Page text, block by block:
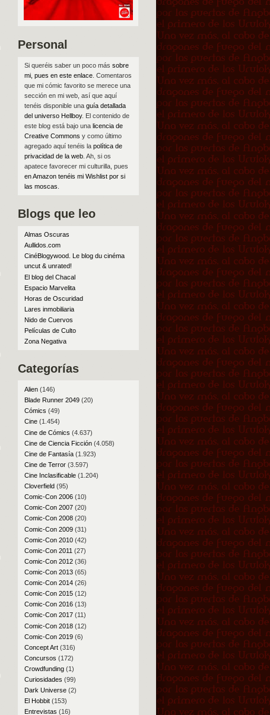
Personal
Si queréis saber un poco más sobre
mi, pues en este enlace. Comentaros
que mi cómic favorito se merece una
sección en mi web, así que aquí
tenéis disponible una guía detallada
del universo Hellboy. El contenido de
este blog está bajo una licencia de
Creative Commons y como último
agregado aquí tenéis la política de
privacidad de la web. Ah, si os
apatece favorecer mi culturilla, pues
en Amazon tenéis mi Wishlist por si
las moscas
Blogs que leo
Almas Oscuras
Aullidos.com
CinéBlogywood. Le blog du cinéma
uncut & unrated!
El blog del Chacal
Espacio Marvelita
Horas de Oscuridad
Lares inmobiliaria
Nido de Cuervos
Películas de Culto
Zona Negativa
Categorías
Alien(146)
Blade Runner 2049(20)
Cómics (49)
Cine(1.454)
Cine de Cómics (4.637)
Cine de Ciencia Ficción(4.058)
Cine de Fantasía(1.923)
Cine de Terror(3.597)
Cine Inclasificable(1.204)
Cloverfield(95)
Comic-Con 2006(10)
Comic-Con 2007(20)
Comic-Con 2008(20)
Comic-Con 2009(31)
Comic-Con 2010(42)
Comic-Con 2011 (27)
Comic-Con 2012(36)
Comic-Con 2013(65)
Comic-Con 2014(26)
Comic-Con 2015(12)
Comic-Con 2016(13)
Comic-Con 2017(11)
Comic-Con 2018(12)
Comic-Con 2019(6)
Concept Art(316)
Concursos (172)
Crowdfunding(1)
Curiosidades (99)
Dark Universe(2)
El Hobbit(153)
Entrevistas (16)